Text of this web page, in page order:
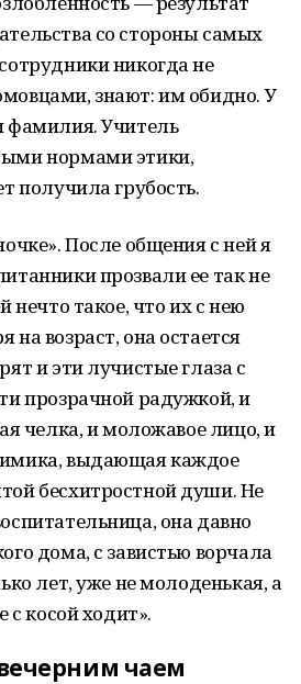
со стороны самых
никогда не
знают: им обидно. У
фамилия. Учитель
нормами этики,
получила грубость.
После общения с ней я
прозвали ее так не
нечто такое, что их с нею
на возраст, она остается
и эти лучистые глаза с
прозрачной радужкой, и
челка, и моложавое лицо, и
выдающая каждое
бесхитростной души. Не
она давно
дома, с завистью ворчала
лет, уже не молоденькая, а
с косой ходит».
чаем